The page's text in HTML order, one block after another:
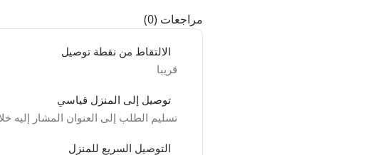
مراجعات (0)
الالتقاط من نقطة توصيل
قريبا
توصيل إلى المنزل قياسي
تسليم الطلب إلى العنوان المشار إليه خلال 48
التوصيل السريع للمنزل